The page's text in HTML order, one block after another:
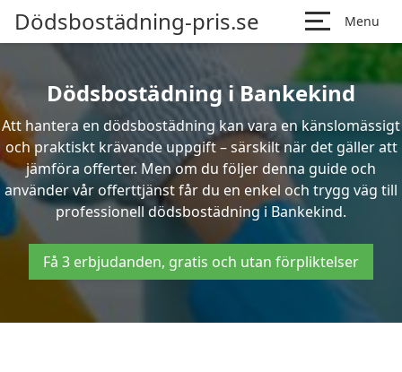
Dödsbostädning-pris.se Menu
Dödsbostädning i Bankekind
Att hantera en dödsbostädning kan vara en känslomässigt
och praktiskt krävande uppgift – särskilt när det gäller att
jämföra offerter. Men om du följer denna guide och
använder vår offerttjänst får du en enkel och trygg väg till
professionell dödsbostädning i Bankekind.
Få 3 erbjudanden, gratis och utan förpliktelser